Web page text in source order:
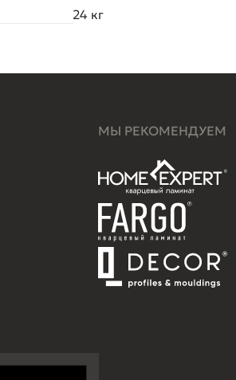
24 кг
МЫ РЕКОМЕНДУЕМ